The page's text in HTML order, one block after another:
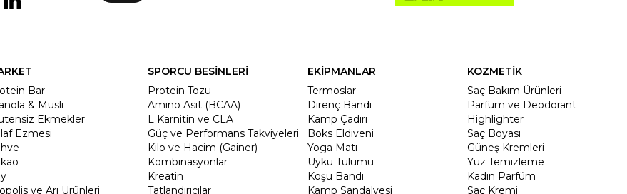
Bar
& Müsli
Ekmekler
Ezmesi
ve Arı Ürünleri
SPORCU BESİNLERİ
Protein Tozu
Amino Asit (BCAA)
L Karnitin ve CLA
Güç ve Performans Takviyeleri
Kilo ve Hacim (Gainer)
Kombinasyonlar
Kreatin
Tatlandırıcılar
EKİPMANLAR
Termoslar
Direnç Bandı
Kamp Çadırı
Boks Eldiveni
Yoga Matı
Uyku Tulumu
Koşu Bandı
Kamp Sandalyesi
KOZMETİK
Saç Bakım Ürünleri
Parfüm ve Deodorant
Highlighter
Saç Boyası
Güneş Kremleri
Yüz Temizleme
Kadın Parfüm
Saç Kremi